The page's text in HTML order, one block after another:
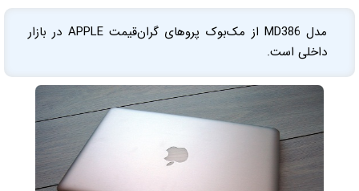
مدل MD386 از مک‌بوک پرو‌های گران‌قیمت APPLE در بازار
داخلی است.